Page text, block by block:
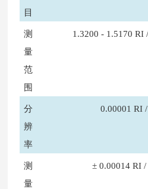
目
测
量
范
围
1.3200 - 1.5170 RI
分
辨
率
0.00001 RI
测
量
± 0.00014 RI